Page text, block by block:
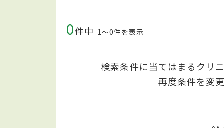
0件中 1〜0件を表示
検索条件に当てはまるクリ
再度条件を変